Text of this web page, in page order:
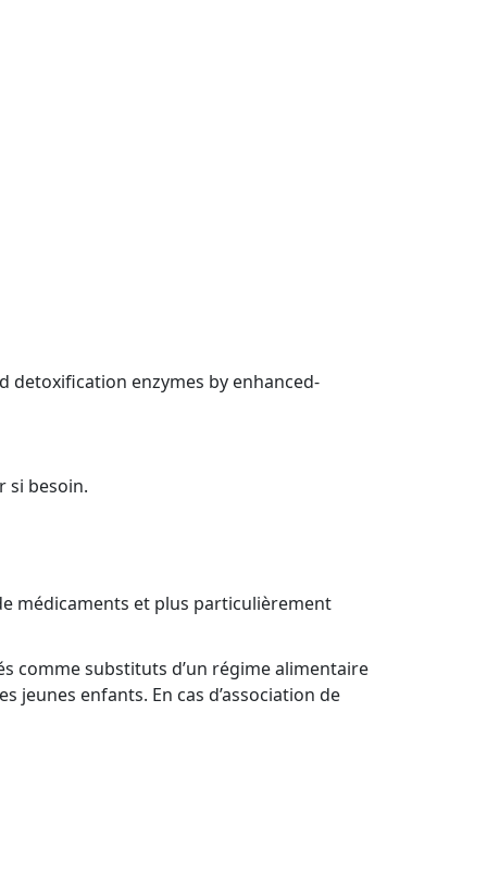
detoxification enzymes by enhanced-
si besoin.
médicaments et plus particulièrement
comme substituts d’un régime alimentaire
jeunes enfants. En cas d’association de